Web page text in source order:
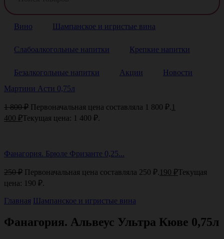
Вино Шампанское и игристые вина
Слабоалкогольные напитки Крепкие напитки
Безалкогольные напитки Акции
Новости
Мартини Асти 0,75л
1 800₽ Первоначальная цена составляла 1 800 ₽. 1
400 ₽Текущая цена: 1 400 ₽.
Фанагория. Брюле Фризанте 0,25...
250₽ Первоначальная цена составляла 250 ₽. 190 ₽Текущая
цена: 190 ₽.
Главная Шампанское и игристые вина
Фанагория. Альвеус Ультра Кюве 0,75л